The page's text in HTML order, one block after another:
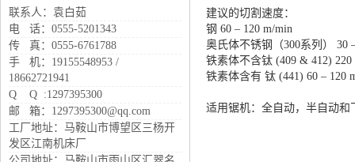
联系人：袁白茹
电 话：0555-5201343
传 真：0555-6761788
手 机：19155548953 /
18662721941
Q Q :1297395300
邮 箱：1297395300@qq.com
工厂地址：马鞍山市博望区三杨开
发区江南机床厂
建议的切割速度：
钢 60 – 120 m/min
奥氏体不锈钢（300系列） 30
铁素体不含钛 (409 & 412) 220
铁素体含有 钛 (441) 60 – 120
适用锯机：全自动，半自动和